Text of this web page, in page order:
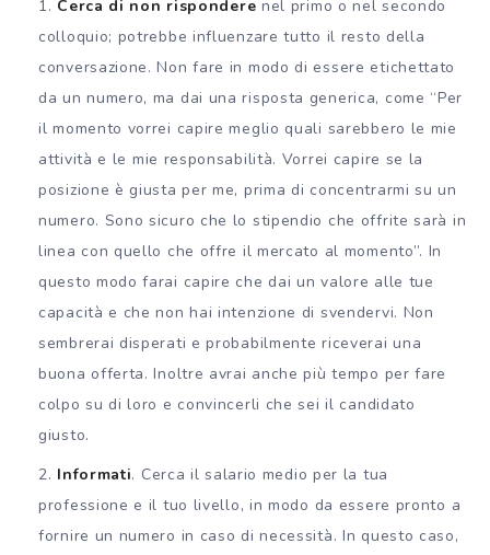
Cerca di non rispondere nel primo o nel secondo
colloquio; potrebbe influenzare tutto il resto della
conversazione. Non fare in modo di essere etichettato
da un numero, ma dai una risposta generica, come “Per
il momento vorrei capire meglio quali sarebbero le mie
attività e le mie responsabilità. Vorrei capire se la
posizione è giusta per me, prima di concentrarmi su un
numero. Sono sicuro che lo stipendio che offrite sarà in
linea con quello che offre il mercato al momento”. In
questo modo farai capire che dai un valore alle tue
capacità e che non hai intenzione di svendervi. Non
sembrerai disperati e probabilmente riceverai una
buona offerta. Inoltre avrai anche più tempo per fare
colpo su di loro e convincerli che sei il candidato
giusto.
Informati. Cerca il salario medio per la tua
professione e il tuo livello, in modo da essere pronto a
fornire un numero in caso di necessità. In questo caso,